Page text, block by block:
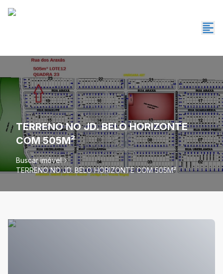
TERRENO NO JD. BELO HORIZONTE
COM 505M²
Buscar imóvel
TERRENO NO JD. BELO HORIZONTE COM 505M²